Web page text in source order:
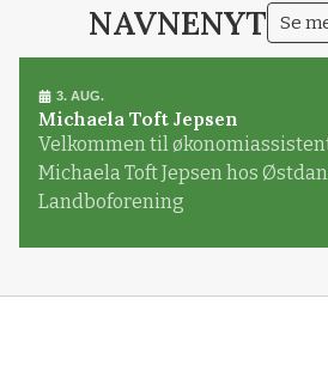
NAVNENYT Se
3. AUG.
Michaela Toft Jepsen
Velkommen til
Michaela Toft Jepsen hos
Landboforening